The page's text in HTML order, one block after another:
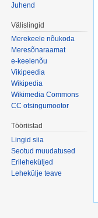
Juhend
Välislingid
Merekeele nõukoda
Meresõnaraamat
e-keelenõu
Vikipeedia
Wikipedia
Wikimedia Commons
CC otsingumootor
Tööriistad
Lingid siia
Seotud muudatused
Erileheküljed
Lehekülje teave